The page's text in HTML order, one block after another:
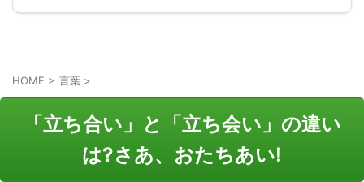
HOME > 言葉 >
「立ち合い」と「立ち会い」の違い
は?さあ、おたちあい!